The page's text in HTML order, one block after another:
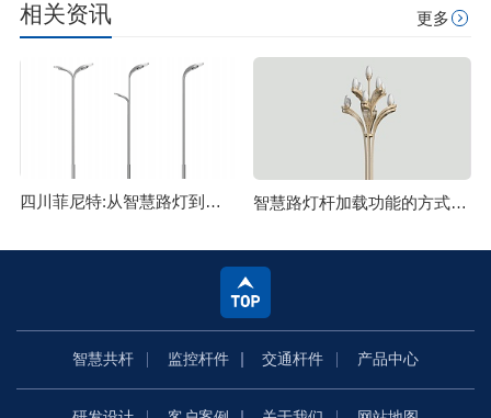
相关资讯 更多
四川菲尼特:从智慧路灯到数字孪生再到元宇宙 智慧路灯杆加载功能的方式主要有哪些
智慧共杆 监控杆件 交通杆件 产品中心